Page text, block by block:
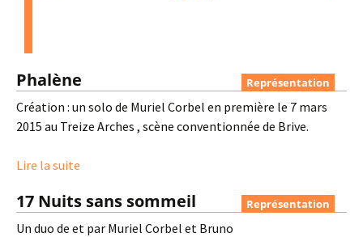
Phalène Représentation
Création : un solo de Muriel Corbel en première le 7 mars
2015 au Treize Arches , scène conventionnée de Brive.
Lire la suite
17 Nuits sans sommeil Représentation
Un duo de et par Muriel Corbel et Bruno